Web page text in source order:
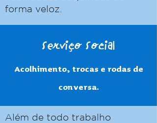
forma veloz.
Serviço Social
Acolhimento, trocas e rodas de
conversa.
Além de todo trabalho